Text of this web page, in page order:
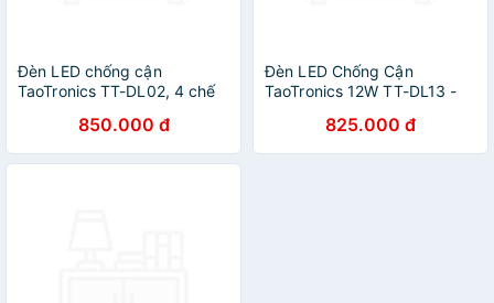
Đèn LED chống cận
TaoTronics TT-DL02, 4 chế
giờ - Hàng chính hãng
850.000 đ
Đèn LED Chống Cận
TaoTronics 12W TT-DL13 -
825.000 đ